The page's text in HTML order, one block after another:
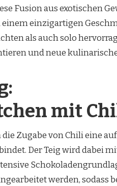
Fusion aus exotischen
einzigartigen
als auch solo
und neue
mit
Zugabe von Chili eine
Der Teig wird dabei
werden, sodass